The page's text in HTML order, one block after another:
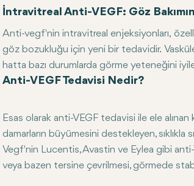
İntravitreal Anti-VEGF: Göz
Anti-vegf'nin intravitreal enjeksiyonları,
göz bozukluğu için yeni bir tedavidir.
hatta bazı durumlarda görme yeteneğini
Anti-VEGF Tedavisi Nedir?
Esas olarak anti-VEGF tedavisi ile ele
damarların büyümesini destekleyen,
Vegf'nin Lucentis, Avastin ve Eylea gibi anti-
veya bazen tersine çevrilmesi, görmede